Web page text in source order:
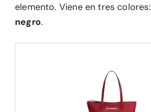
elemento. Viene en tres colores:
negro.